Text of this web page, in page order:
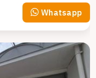
Whatsapp